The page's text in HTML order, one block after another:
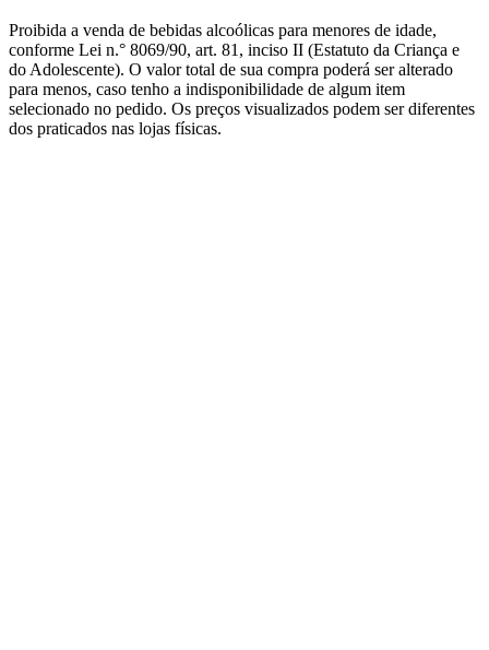
Proibida a venda de bebidas alcoólicas para menores de idade,
conforme Lei n.° 8069/90, art. 81, inciso II (Estatuto da Criança e
do Adolescente). O valor total de sua compra poderá ser alterado
para menos, caso tenho a indisponibilidade de algum item
selecionado no pedido. Os preços visualizados podem ser diferentes
dos praticados nas lojas físicas.